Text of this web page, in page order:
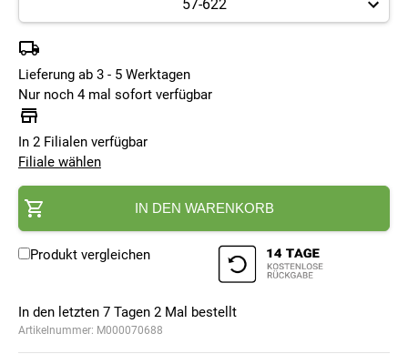
Lieferung ab 3 - 5 Werktagen
Nur noch 4 mal sofort verfügbar
In 2 Filialen verfügbar
Filiale wählen
IN DEN WARENKORB
Produkt vergleichen
In den letzten 7 Tagen 2 Mal bestellt
Artikelnummer: M000070688